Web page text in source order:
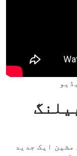
بیلنگ
ایک جدید